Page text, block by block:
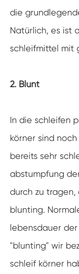
die
Natürlich, es ist
schleifmittel mit
2. Blunt
In die schleifen
körner sind
bereits sehr
abstumpfung
durch zu
blunting.
lebensdauer
"blunting" wir
schleif körner